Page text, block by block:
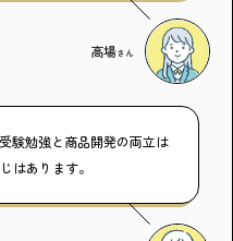
高場さん
験勉強と商品開発の両立は
はあります。